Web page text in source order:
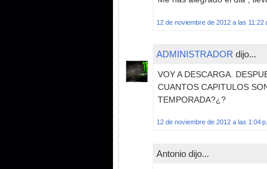
12 de noviembre de 2012 a las 11:22
ADMINISTRADOR dijo...
VOY A DESCARGA.
CUANTOS CAPITULOS
TEMPORADA?¿?
12 de noviembre de 2012 a las 1:04
Antonio dijo...